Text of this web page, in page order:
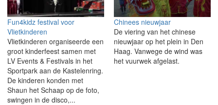
Fun4kidz festival voor
Vlietkinderen
Vlietkinderen organiseerde een
groot kinderfeest samen met
LV Events & Festivals in het
Sportpark aan de Kastelenring.
De kinderen konden met
Shaun het Schaap op de foto,
swingen in de disco,...
Chinees nieuwjaar
De viering van het chinese
nieuwjaar op het plein in Den
Haag. Vanwege de wind was
het vuurwek afgelast.